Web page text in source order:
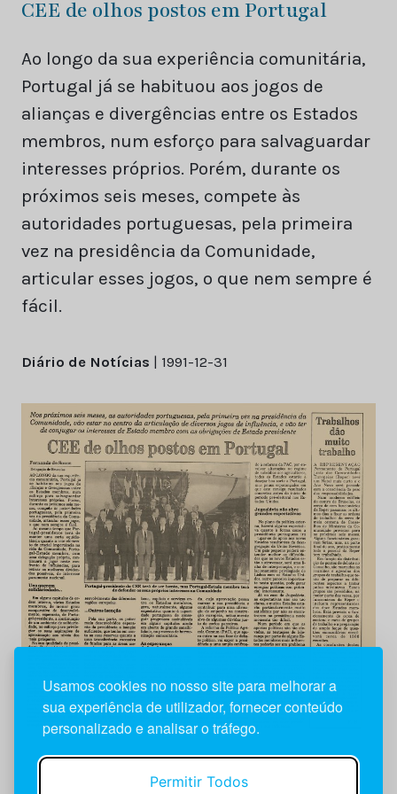
Usamos cookies no nosso site para melhorar a
sua experiência de utilizador, fornecer conteúdo
personalizado e analisar o tráfego.
Permitir Todos
CEE de olhos postos em Portugal
Ao longo da sua experiência comunitária,
Portugal já se habituou aos jogos de
alianças e divergências entre os Estados
membros, num esforço para salvaguardar
interesses próprios. Porém, durante os
próximos seis meses, compete às
autoridades portuguesas, pela primeira
vez na presidência da Comunidade,
articular esses jogos, o que nem sempre é
fácil.
Diário de Notícias | 1991-12-31